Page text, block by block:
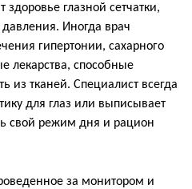
глазной сетчатки,
Иногда врач
гипертонии, сахарного
лекарства, способные
из тканей. Специалист всегда
для глаз или выписывает
свой режим дня и рацион
за монитором и